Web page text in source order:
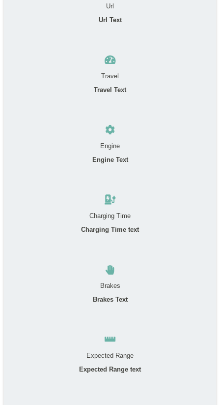
Url
Url Text
Travel
Travel Text
Engine
Engine Text
Charging Time
Charging Time text
Brakes
Brakes Text
Expected Range
Expected Range text